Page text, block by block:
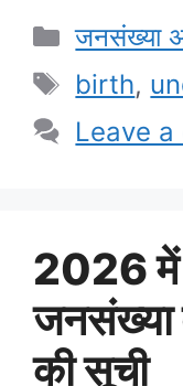
जनसंख्या
Tags
birth,
Leave
2026 में
जनसंख्या
की सूची